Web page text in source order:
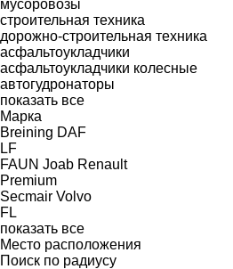
мусоровозы
строительная техника
дорожно-строительная техника
асфальтоукладчики
асфальтоукладчики колесные
автогудронаторы
показать все
Марка
Breining DAF
LF
FAUN Joab Renault
Premium
Secmair Volvo
FL
показать все
Место расположения
Поиск по радиусу